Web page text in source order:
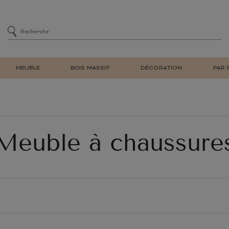
MEUBLE
BIBLIOTHÈQUE
CHAUSSURES
SIÈGE
BANC
BOIS MASSIF DÉCORATION PAR
à